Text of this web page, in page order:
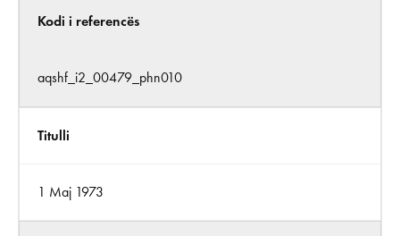
Kodi i referencës
aqshf_i2_00479_phn010
Titulli
1 Maj 1973